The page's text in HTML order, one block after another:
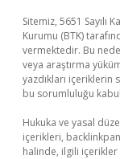
Sitemiz, 5651 Sayılı
Kurumu (BTK)
vermektedir. Bu
veya araştırma
yazdıkları
bu sorumluluğu
Hukuka ve yasal
içerikleri,
halinde, ilgili içerikler